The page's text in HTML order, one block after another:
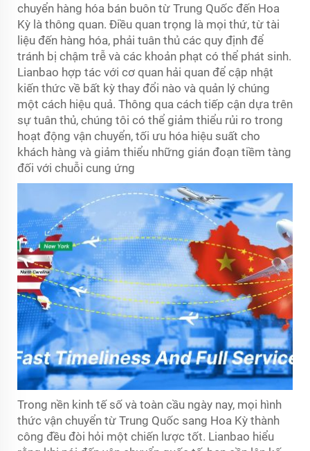
chuyển hàng hóa bán buôn từ Trung Quốc đến Hoa
Kỳ là thông quan. Điều quan trọng là mọi thứ, từ tài
liệu đến hàng hóa, phải tuân thủ các quy định để
tránh bị chậm trễ và các khoản phạt có thể phát sinh.
Lianbao hợp tác với cơ quan hải quan để cập nhật
kiến thức về bất kỳ thay đổi nào và quản lý chúng
một cách hiệu quả. Thông qua cách tiếp cận dựa trên
sự tuân thủ, chúng tôi có thể giảm thiểu rủi ro trong
hoạt động vận chuyển, tối ưu hóa hiệu suất cho
khách hàng và giảm thiểu những gián đoạn tiềm tàng
đối với chuỗi cung ứng
Trong nền kinh tế số và toàn cầu ngày nay, mọi hình
thức vận chuyển từ Trung Quốc sang Hoa Kỳ thành
công đều đòi hỏi một chiến lược tốt. Lianbao hiểu